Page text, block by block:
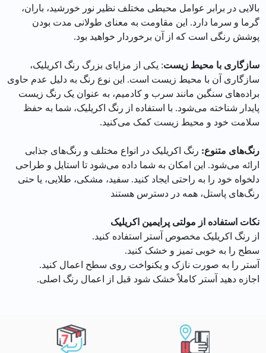
بالایی در برابر عوامل محیطی مختلف نظیر نور خورشید، باران،
گرما و سرما دارد. این مقاومت به معنای طولانی‌ مدت بودن
پوشش رنگی است که از آن برخوردار خواهید بود.
سازگاری با محیط زیست: یکی از مزایای بزرگ رنگ اکریلیک،
سازگاری آن با محیط زیست است. این نوع رنگ به دلیل عدم حاوی
براده‌های سنگین مانند سرب و کادمیم، به عنوان یک رنگ زیست‌
پایدار شناخته می‌شود. با استفاده از رنگ اکریلیک، شما به حفظ
سلامت خود و محیط زیست کمک می‌کنید.
رنگ‌های متنوع: رنگ اکریلیک در انواع مختلف و رنگ‌های جذابی
ارائه می‌شود. این امکان به شما داده می‌شود تا استایل و طراحی
دلخواه خود را به راحتی ایجاد کنید. سفید، مشکی، طلایی، یا حتی
رنگ‌های پاستل، همه در دسترس هستند
نکات استفاده از مولتی پرایمین اکریلیک
از رنگ اکریلیک مخصوص آستر استفاده کنید.
سطح را به خوبی تمیز و خشک کنید.
آستر را به صورت نازک و یکنواخت روی سطح اعمال کنید.
اجازه دهید آستر کاملاً خشک شود قبل از اعمال رنگ اصلی.